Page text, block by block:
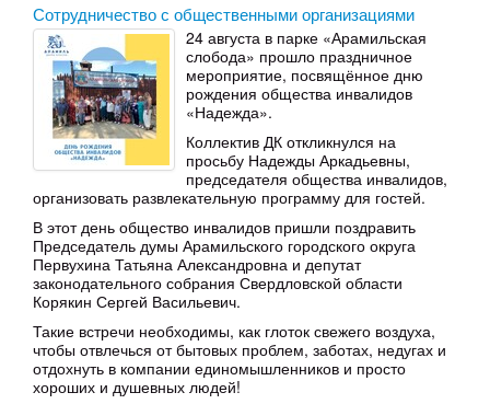
Сотрудничество с общественными организациями
24 августа в парке «Арамильская
слобода» прошло праздничное
мероприятие, посвящённое дню
рождения общества инвалидов
«Надежда».
Коллектив ДК откликнулся на
просьбу Надежды Аркадьевны,
председателя общества инвалидов,
организовать развлекательную программу для гостей.
В этот день общество инвалидов пришли поздравить
Председатель думы Арамильского городского округа
Первухина Татьяна Александровна и депутат
законодательного собрания Свердловской области
Корякин Сергей Васильевич.
Такие встречи необходимы, как глоток свежего воздуха,
чтобы отвлечься от бытовых проблем, заботах, недугах и
отдохнуть в компании единомышленников и просто
хороших и душевных людей!